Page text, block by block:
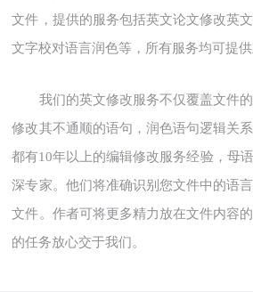
文件，提供的服务包括英文论文修改英
文字校对语言润色等，所有服务均可提供
我们的英文修改服务不仅覆盖文件
修改其不通顺的语句，润色语句逻辑关
都有10年以上的编辑修改服务经验，母
深专家。他们将准确识别您文件中的语
文件。作者可将更多精力放在文件内容
的任务放心交于我们。